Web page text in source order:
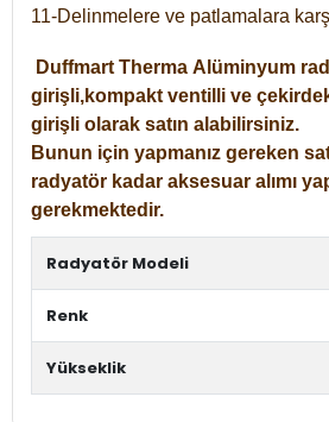
11-Delinmelere ve patlamalara
Duffmart Therma Alüminyum
girişli,kompakt ventilli ve
girişli olarak satın alabilirsiniz.
Bunun için yapmanız gereken
radyatör kadar aksesuar alımı
gerekmektedir.
Radyatör Modeli
Renk
Yükseklik